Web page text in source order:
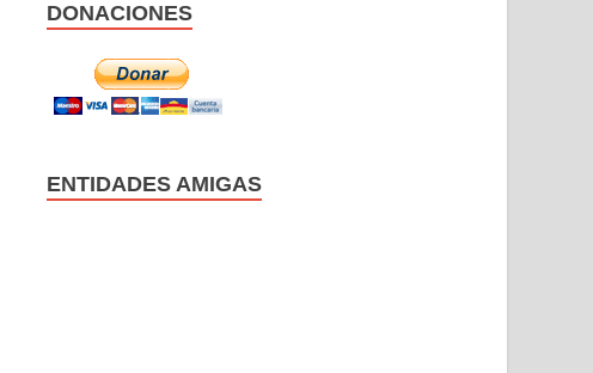
DONACIONES
ENTIDADES AMIGAS